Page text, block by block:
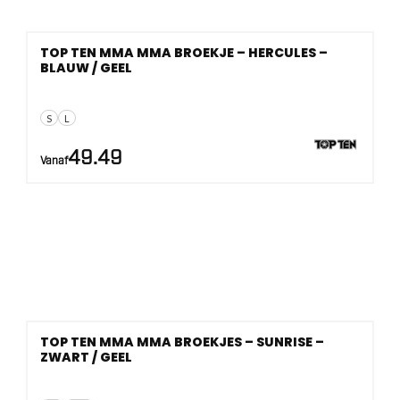
S L
TOP TEN MMA MMA BROEKJE – HERCULES –
BLAUW / GEEL
Vanaf49.49
TOP TEN MMA MMA BROEKJES – SUNRISE –
ZWART / GEEL